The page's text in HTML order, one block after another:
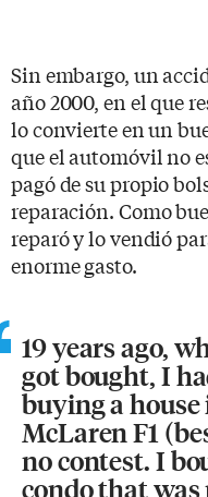
Sin embargo, un
año 2000, en el que
lo convierte en un
que el automóvil no
pagó de su propio
reparación. Como
reparó y lo vendió
enorme gasto.
19 years ago,
got bought, I
buying a
McLaren F1
no contest. I
condo that